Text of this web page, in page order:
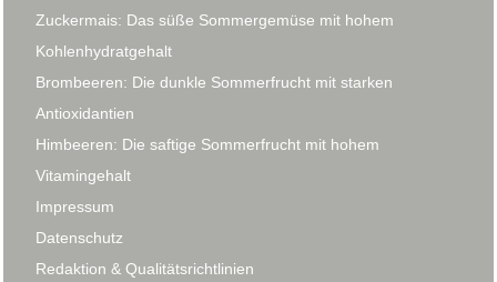
Zuckermais: Das süße Sommergemüse mit hohem
Kohlenhydratgehalt
Brombeeren: Die dunkle Sommerfrucht mit starken
Antioxidantien
Himbeeren: Die saftige Sommerfrucht mit hohem
Vitamingehalt
Impressum
Datenschutz
Redaktion & Qualitätsrichtlinien